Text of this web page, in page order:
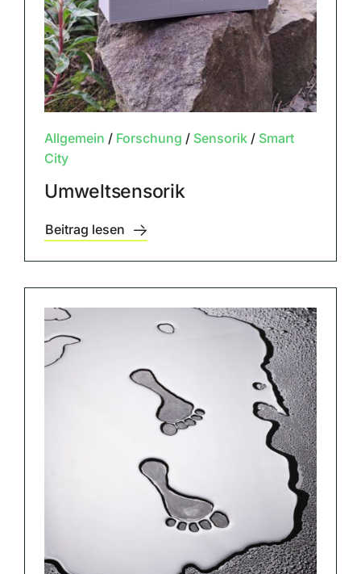
Allgemein / Forschung / Sensorik/ Smart
City
Umweltsensorik
Beitrag lesen